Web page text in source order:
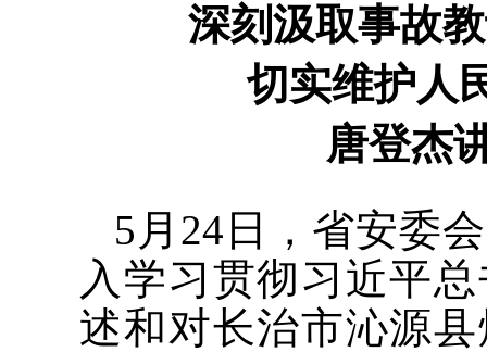
深刻汲取事故
切实维护人
唐登杰
5月24日，省安委
入学习贯彻习近平
述和对长治市沁源